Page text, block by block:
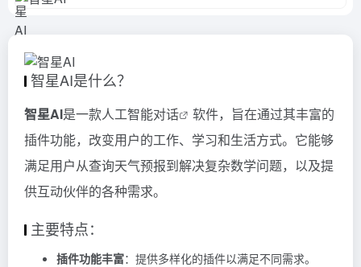
智星AI是什么？
智星AI是一款人工智能对话
软件，旨在通过其丰富的
插件功能，改变用户的工作、学习和生活方式。它能够
满足用户从查询天气预报到解决复杂数学问题，以及提
供互动伙伴的各种需求。
主要特点：
插件功能丰富：提供多样化的插件以满足不同需求。